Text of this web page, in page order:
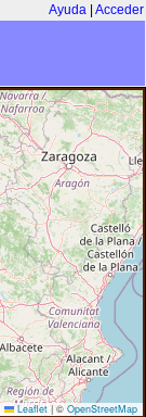
Ayuda Acceder
Leaflet | © OpenStreetMap